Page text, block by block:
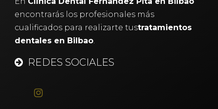
encontrarás los profesionales más
cualificados para realizarte tustratamientos
dentales en Bilbao.
REDES SOCIALES